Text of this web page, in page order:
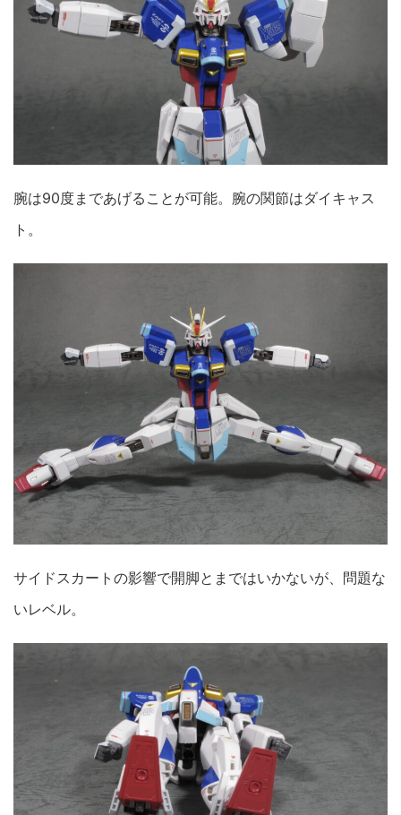
腕は90度まであげることが可能。腕の関節はダイキャス
ト。
サイドスカートの影響で開脚とまではいかないが、問題な
いレベル。